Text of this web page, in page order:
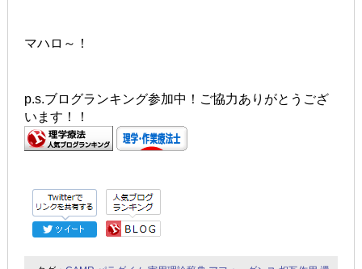
マハロ～！
p.s.ブログランキング参加中！ご協力ありがとうござ
います！！